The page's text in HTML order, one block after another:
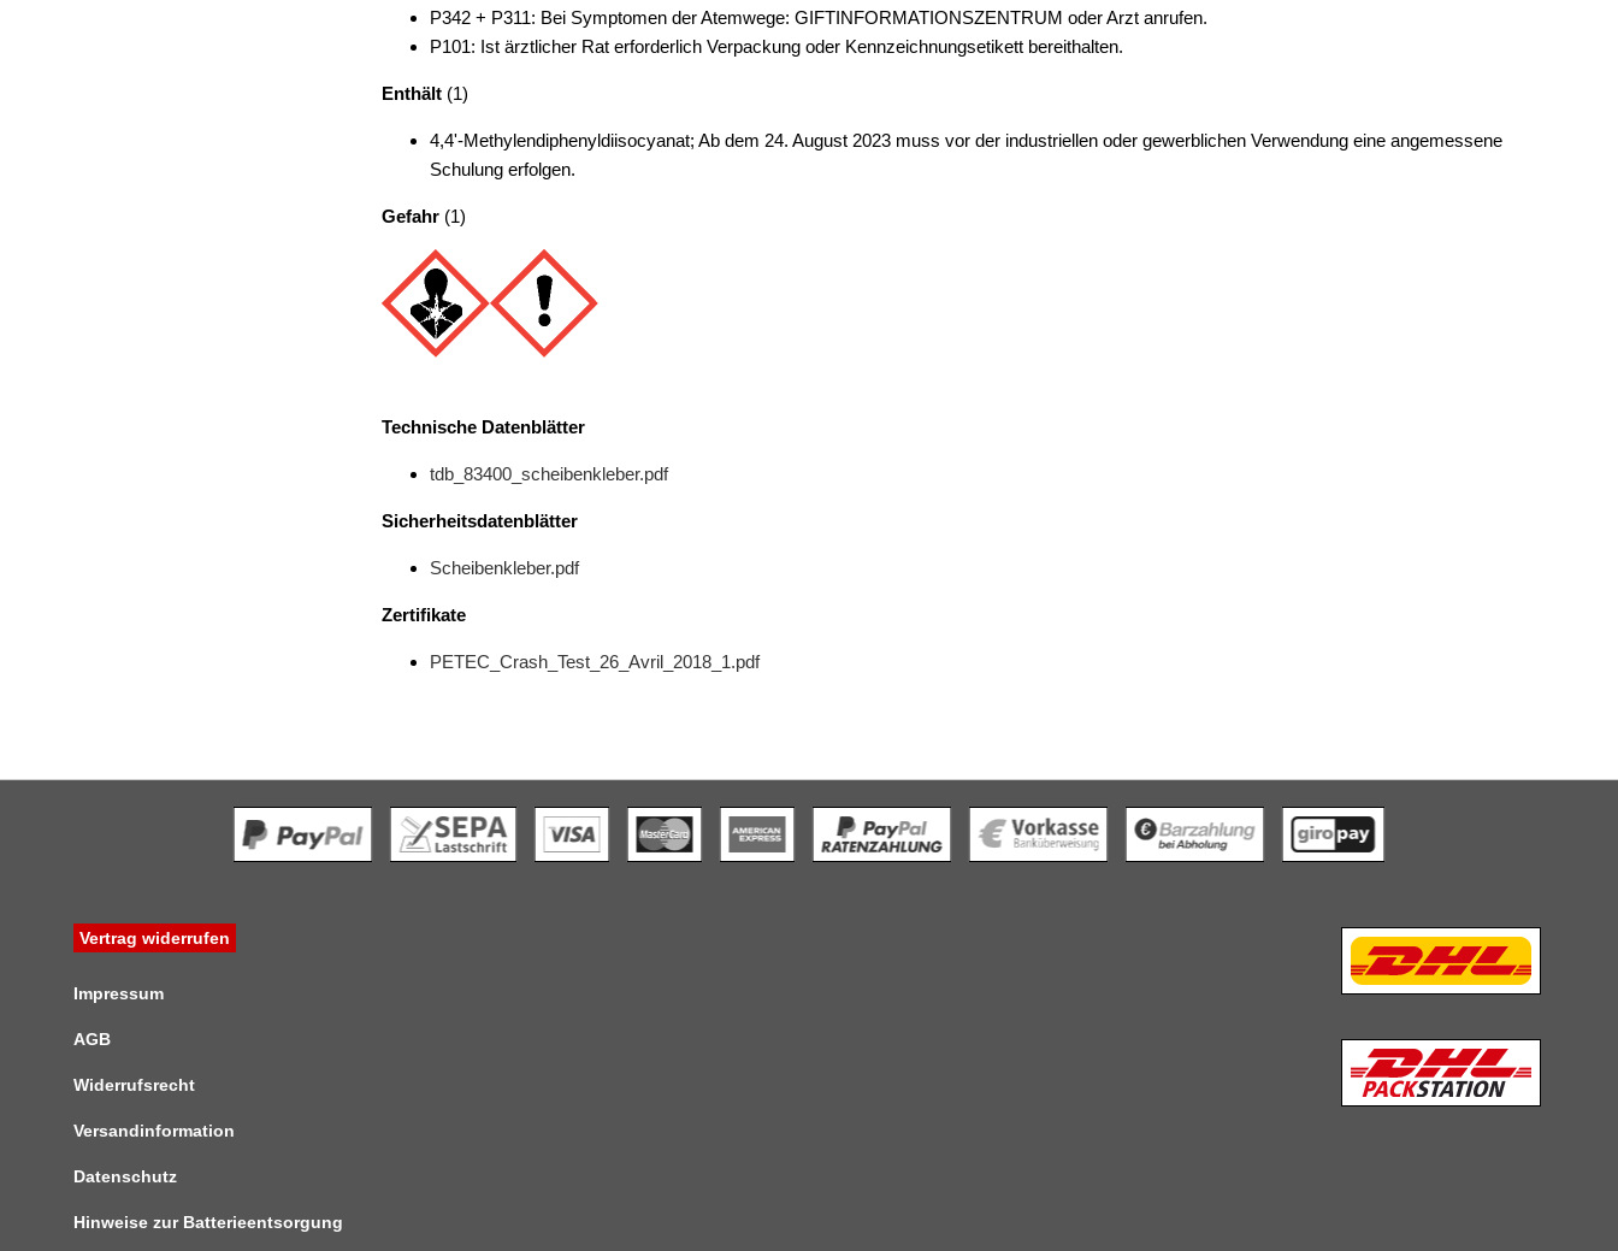
P342 + P311: Bei Symptomen der Atemwege: GIFTINFORMATIONSZENTRUM oder Arzt anrufen.
P101: Ist ärztlicher Rat erforderlich Verpackung oder Kennzeichnungsetikett bereithalten.
Enthält (1)
4,4'-Methylendiphenyldiisocyanat; Ab dem 24. August 2023 muss vor der industriellen oder gewerblichen Verwendung eine angemessene
Schulung erfolgen.
Gefahr (1)
Technische Datenblätter
tdb_83400_scheibenkleber.pdf
Sicherheitsdatenblätter
Scheibenkleber.pdf
Zertifikate
PETEC_Crash_Test_26_Avril_2018_1.pdf
Vertrag widerrufen
Impressum
AGB
Widerrufsrecht
Versandinformation
Datenschutz
Hinweise zur Batterieentsorgung